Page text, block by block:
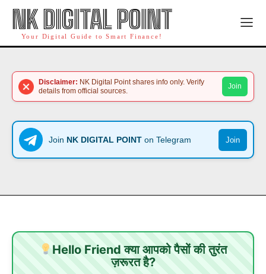
NK DIGITAL POINT
Your Digital Guide to Smart Finance!
Disclaimer: NK Digital Point shares info only. Verify
details from official sources.
Join
Join NK DIGITAL POINT on Telegram Join
Hello Friend क्या आपको पैसों की तुरंत
ज़रूरत है?